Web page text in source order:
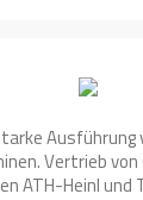
Ausführung
Vertrieb von
ATH-Heinl und